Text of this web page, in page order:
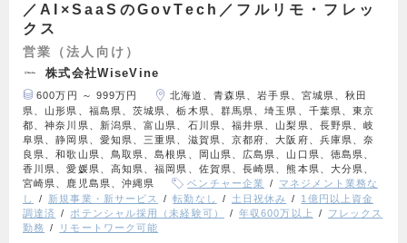
／AI×SaaSのGovTech／フルリモ・フレッ
クス
営業（法人向け）
株式会社WiseVine
600万円 ～ 999万円
北海道、青森県、岩手県、宮城県、秋田
県、山形県、福島県、茨城県、栃木県、群馬県、埼玉県、千葉県、東京
都、神奈川県、新潟県、富山県、石川県、福井県、山梨県、長野県、岐
阜県、静岡県、愛知県、三重県、滋賀県、京都府、大阪府、兵庫県、奈
良県、和歌山県、鳥取県、島根県、岡山県、広島県、山口県、徳島県、
香川県、愛媛県、高知県、福岡県、佐賀県、長崎県、熊本県、大分県、
宮崎県、鹿児島県、沖縄県
ベンチャー企業
マネジメント業務な
し
新規事業・新サービス 転勤なし 土日祝休み
1億円以上資金
調達済
ポテンシャル採用（未経験可） 年収600万以上
フレックス
勤務
リモートワーク可能